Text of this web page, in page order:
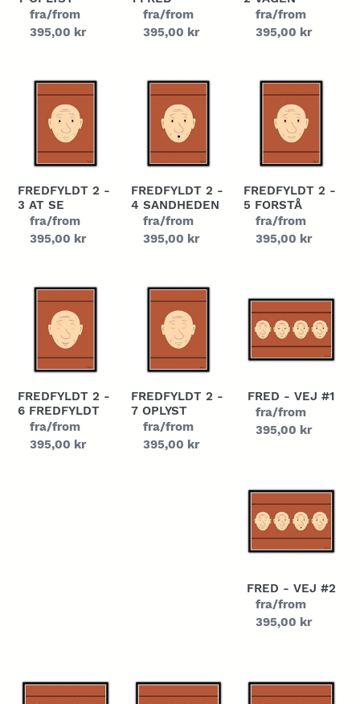
Normalpris
fra/from
395,00 kr
Normalpris
fra/from
395,00 kr
Normalpris
fra/from
395,00 kr
Fredfyldt
FREDFYLDT 2 -
3 AT SE
Normalpris
fra/from
395,00 kr
Fredfyldt
sandheden
FREDFYLDT 2 -
4 SANDHEDEN
Normalpris
fra/from
395,00 kr
Fredfyldt
Forstå
FREDFYLDT 2 -
5 FORSTÅ
Normalpris
fra/from
395,00 kr
Fredfyldt
Fredfyldt
FREDFYLDT 2 -
6 FREDFYLDT
Normalpris
fra/from
395,00 kr
Fredfyldt
Oplyst
FREDFYLDT 2 -
7 OPLYST
Normalpris
fra/from
395,00 kr
Vej
#1
FRED - VEJ #1
Normalpris
fra/from
395,00 kr
Vej
#2
FRED - VEJ #2
Normalpris
fra/from
395,00 kr